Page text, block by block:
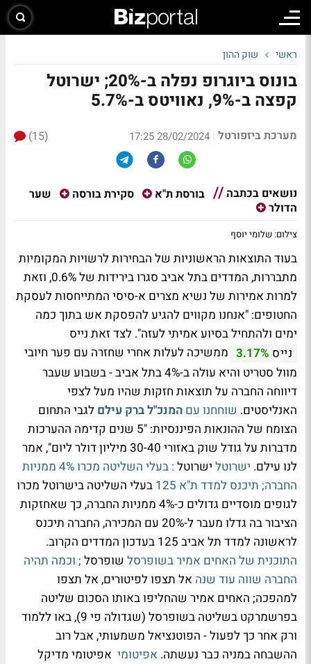
ראשי שוק ההון
בונוס ביוגרופ נפלה ב-20%; ישרוטל
קפצה ב-9%, נאוויטס ב-5.7%
מערכת ביזפורטל |
28/02/2024 17:25
(15)
נושאים בכתבה בורסת ת"א סקירת בורסה
שער
הדולר
צילום: שלומי יוסף
בעוד התוצאות הראשוניות של הבחירות לרשויות המקומיות
מתבררות, המדדים בתל אביב סגרו בירידות של 0.6%, וזאת
למרות אמירות של נשיא מצרים א-סיסי המתייחסות לעסקת
החטופים: "אנחנו מקווים להגיע להפסקת אש בתוך כמה
ימים ולהתחיל בסיוע אמיתי לעזה". לצד זאת נייס
נייס 3.17% ממשיכה לעלות אחרי שחזרה עם פער חיובי
מוול סטריט והיא עולה ב-4% בתל אביב - בשבוע שעבר
דיווחה החברה על תוצאות חזקות שהיו מעל לצפי
האנליסטים. שוחחנו עם המנכ"ל ברק עילם לגבי התחום
הצומח של ההונאות הפיננסיות: "5 שנים קדימה ההערכות
מדברות על גודל שוק באזורי 30-40 מיליון דולר ליום", אמר
לנו עילם. ישרוטל ישרוטל
: בעלי השליטה מכרו 4% ממניות
החברה; תיכנס למדד ת"א 125
בעלי השליטה בישרוטל מכרו
לגופים מוסדיים גדולים כ-4% ממניות החברה, כך שאחזקות
הציבור בה גדלו מעבר ל-20% עם המכירה, החברה תיכנס
לראשונה למדד תל אביב 125 בעדכון המדדים הקרוב.
התוכנית של האחים אמיר בשופרסל שופרסל ; וכמה תהיה
החברה שווה עוד שנה אל תצפו לפיטורים, אל תצפו
למהפכה; האחים אמיר שהחליפו באותו הסכום שליטה
בפרשמרקט בשליטה בשופרסל (שגדולה פי 9), באו ללמוד
ורק אחר כך לפעול - הפוטנציאל משמעותי, אבל רוב
ההשבחה במניה כבר נעשתה. אפיטומי אפיטומי מדיקל